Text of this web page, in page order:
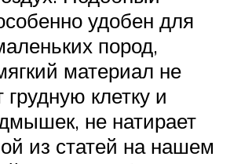
удобен для
пород,
материал не
грудную клетку и
не натирает
из статей на нашем